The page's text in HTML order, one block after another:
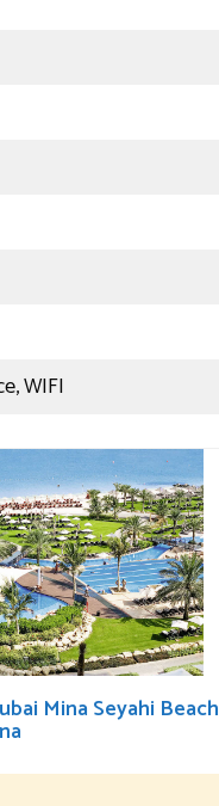
WIFI
Mina Seyahi Beach